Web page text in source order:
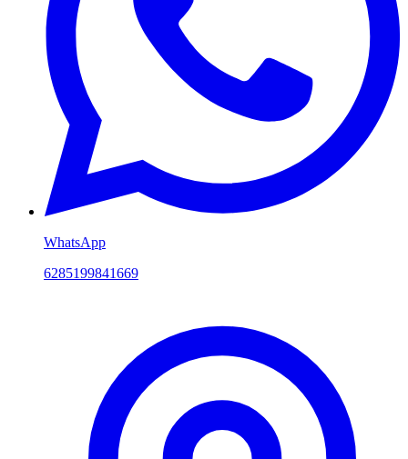
WhatsApp
6285199841669